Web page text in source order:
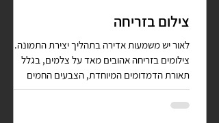
צילום בזריחה
לאור יש משמעות אדירה בתהליך יצירת התמונה.
צילומים בזריחה אהובים מאד על צלמים, בגלל
תאורת הדמדומים המיוחדת, הצבעים החמים
והפוטנציאל שגלום...